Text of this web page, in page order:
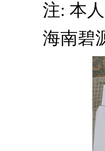
注: 本人
海南碧